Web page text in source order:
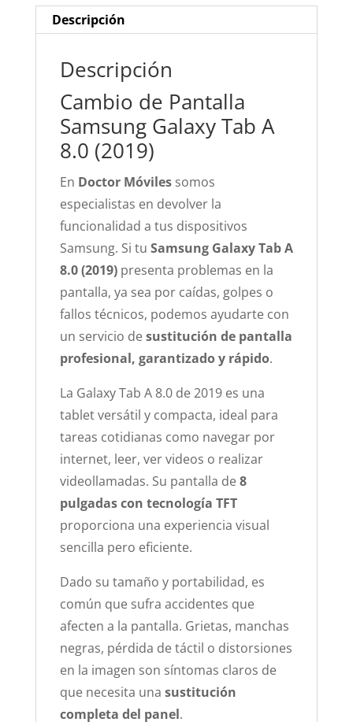
Descripción
Descripción
Cambio de Pantalla
Samsung Galaxy Tab A
8.0 (2019)
En Doctor Móvilessomos
especialistas en devolver la
funcionalidad a tus dispositivos
Samsung. Si tu Samsung Galaxy Tab A
8.0 (2019)presenta problemas en la
pantalla, ya sea por caídas, golpes o
fallos técnicos, podemos ayudarte con
un servicio desustitución de pantalla
profesional, garantizado y rápido.
La Galaxy Tab A 8.0 de 2019 es una
tablet versátil y compacta, ideal para
tareas cotidianas como navegar por
internet, leer, ver videos o realizar
videollamadas. Su pantalla de8
pulgadas con tecnología TFT
proporciona una experiencia visual
sencilla pero eficiente.
Dado su tamaño y portabilidad, es
común que sufra accidentes que
afecten a la pantalla. Grietas, manchas
negras, pérdida de táctil o distorsiones
en la imagen son síntomas claros de
que necesita una sustitución
completa del panel.